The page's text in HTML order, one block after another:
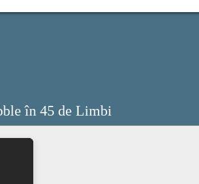
în 45 de Limbi